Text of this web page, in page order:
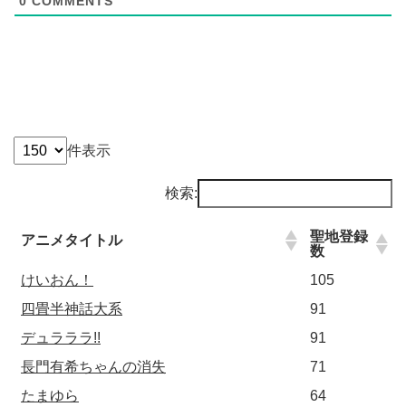
件表示
検索:
アニメタイトル
聖地登録
数
けいおん！
105
四畳半神話大系
91
デュラララ!!
91
長門有希ちゃんの消失
71
たまゆら
64